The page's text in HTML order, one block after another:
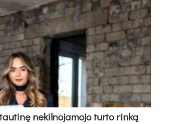
nekilnojamojo turto rinką